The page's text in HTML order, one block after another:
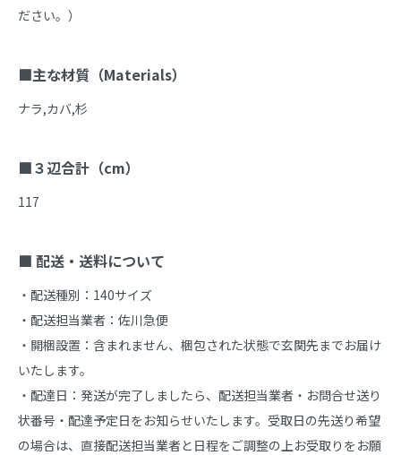
ださい。）
■主な材質（Materials）
ナラ,カバ,杉
■３辺合計（cm）
117
■ 配送・送料について
・配送種別：140サイズ
・配送担当業者：佐川急便
・開梱設置：含まれません、梱包された状態で玄関先までお届け
いたします。
・配達日：発送が完了しましたら、配送担当業者・お問合せ送り
状番号・配達予定日をお知らせいたします。受取日の先送り希望
の場合は、直接配送担当業者と日程をご調整の上お受取りをお願